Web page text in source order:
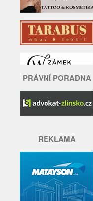
PRÁVNÍ PORADNA
REKLAMA